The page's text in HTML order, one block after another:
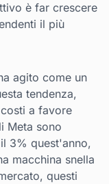
è far crescere
il più
agito come un
tendenza,
a favore
Meta sono
3% quest'anno,
macchina snella
questi